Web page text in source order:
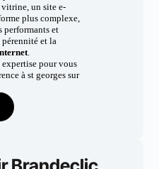
un site e-
plus complexe,
performants et
et la
.
pour vous
à st georges sur